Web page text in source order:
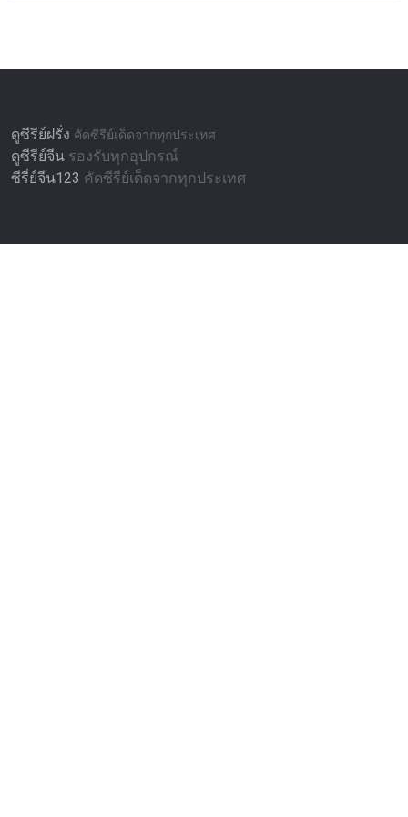
ดูซีรีย์ฝรั่ง คัดซีรีย์เด็ดจากทุกประเทศ
ดูซีรีย์จีน รองรับทุกอุปกรณ์
ซีรี่ย์จีน123 คัดซีรีย์เด็ดจากทุกประเทศ